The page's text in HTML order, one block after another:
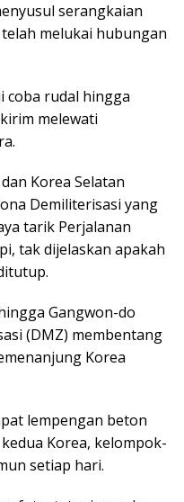
serangkaian
melukai hubungan
coba rudal hingga
melewati
Korea Selatan
Demiliterisasi yang
tarik Perjalanan
tak dijelaskan apakah
Gangwon-do
(DMZ) membentang
Korea
lempengan beton
Korea, kelompok-
setiap hari.